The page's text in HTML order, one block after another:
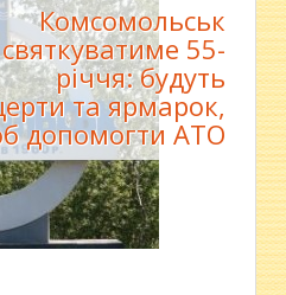
Комсомольськ
святкуватиме 55-
річчя: будуть
та ярмарок,
допомогти АТО